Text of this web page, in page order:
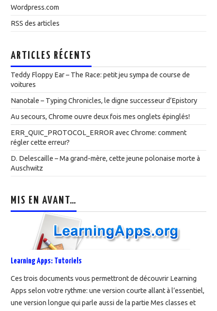
Wordpress.com
RSS des articles
ARTICLES RÉCENTS
Teddy Floppy Ear – The Race: petit jeu sympa de course de
voitures
Nanotale – Typing Chronicles, le digne successeur d’Epistory
Au secours, Chrome ouvre deux fois mes onglets épinglés!
ERR_QUIC_PROTOCOL_ERROR avec Chrome: comment
régler cette erreur?
D. Delescaille – Ma grand-mère, cette jeune polonaise morte à
Auschwitz
MIS EN AVANT…
Learning Apps: Tutoriels
Ces trois documents vous permettront de découvrir Learning
Apps selon votre rythme: une version courte allant à l’essentiel,
une version longue qui parle aussi de la partie Mes classes et